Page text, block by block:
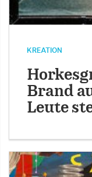
KREATION
Brand
Leute